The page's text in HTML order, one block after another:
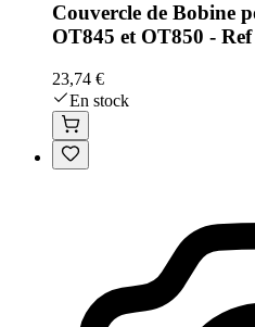
Couvercle de Bobine
OT845 et OT850 -
23,74 €
En stock